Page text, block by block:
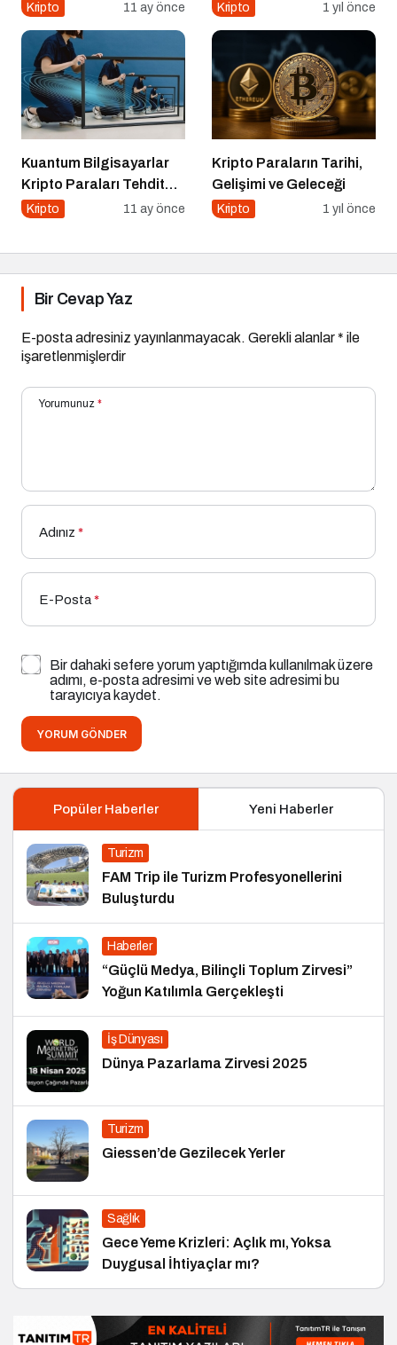
Kripto 11 ay önce Kripto 1 yıl önce
Kuantum Bilgisayarlar
Kripto Paraları Tehdit
Eder mi?
Kripto 11 ay önce
Kripto Paraların Tarihi,
Gelişimi ve Geleceği
Kripto 1 yıl önce
Bir Cevap Yaz
E-posta adresiniz yayınlanmayacak. Gerekli alanlar* ile
işaretlenmişlerdir
Yorumunuz *
Adınız *
E-Posta*
Bir dahaki sefere yorum yaptığımda kullanılmak üzere
adımı, e-posta adresimi ve web site adresimi bu
tarayıcıya kaydet.
YORUM GÖNDER
Popüler Haberler Yeni Haberler
Turizm
FAM Trip ile Turizm Profesyonellerini
Buluşturdu
Haberler
“Güçlü Medya, Bilinçli Toplum Zirvesi”
Yoğun Katılımla Gerçekleşti
İş Dünyası
Dünya Pazarlama Zirvesi 2025
Turizm
Giessen’de Gezilecek Yerler
Sağlık
Gece Yeme Krizleri: Açlık mı, Yoksa
Duygusal İhtiyaçlar mı?